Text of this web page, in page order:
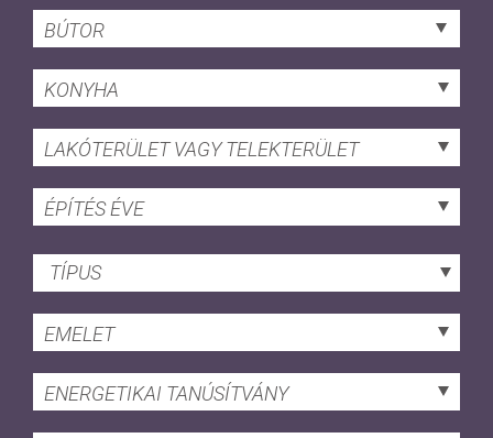
BÚTOR
KONYHA
LAKÓTERÜLET VAGY TELEKTERÜLET
ÉPÍTÉS ÉVE
TÍPUS
EMELET
ENERGETIKAI TANÚSÍTVÁNY